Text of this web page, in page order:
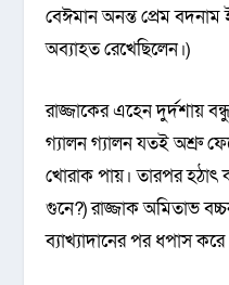
বেঈমান অনন্ত প্রেম বদনাম
অব্যাহত রেখেছিলেন।)
রাজ্জাকের এহেন দুর্দশায়
গ্যালন গ্যালন যতই অশ্রু
খোরাক পায়। তারপর হঠাৎ
গুনে?) রাজ্জাক অমিতাভ
ব্যাখ্যাদানের পর ধপাস